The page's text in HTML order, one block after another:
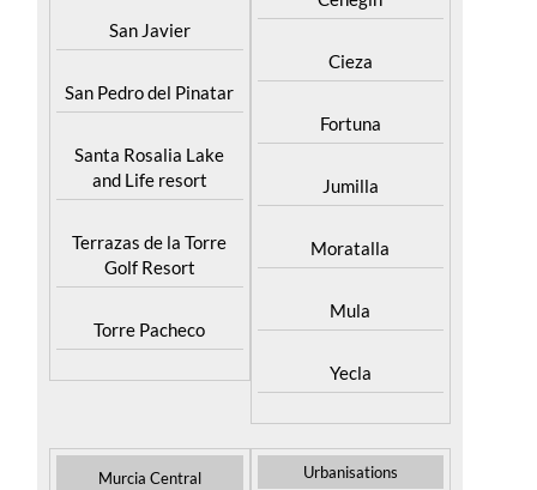
San Pedro del Pinatar
Santa Rosalia Lake
Terrazas de la Torre
Torre Pacheco
Cieza
Fortuna
Jumilla
Moratalla
Mula
Yecla
Abanilla
Urbanisations
Camposol